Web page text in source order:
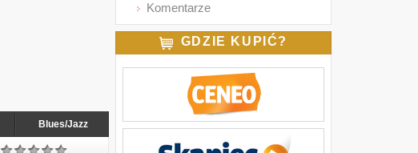
Blues/Jazz
Komentarze
GDZIE KUPIĆ?